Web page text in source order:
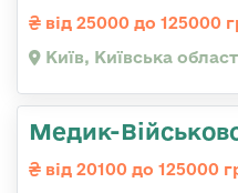
від 25000 до 125000
Київ, Київська
Медик-
від 20100 до 125000